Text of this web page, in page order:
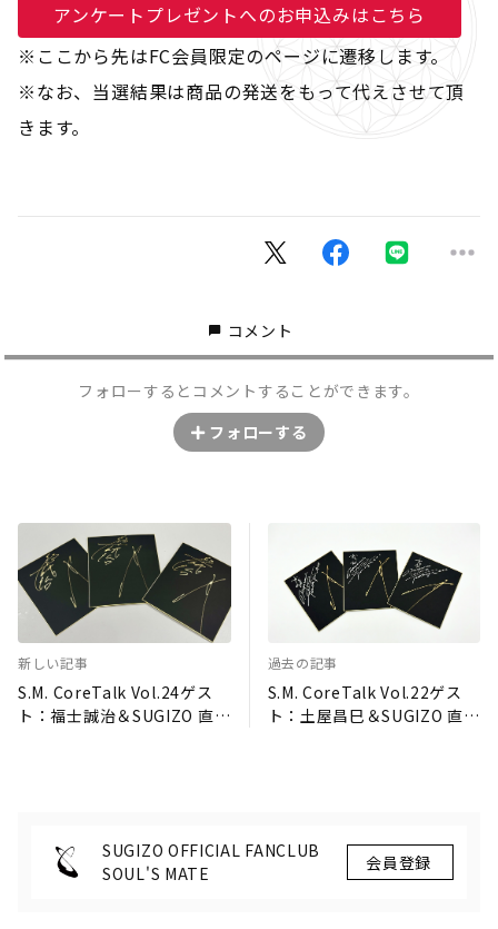
アンケートプレゼントへのお申込みはこちら
※ここから先はFC会員限定のページに遷移します。
※なお、当選結果は商品の発送をもって代えさせて頂
きます。
コメント
フォローするとコメントすることができます。
フォローする
新しい記事
S.M. CoreTalk Vol.24ゲス
ト：福士誠治＆SUGIZO 直筆
過去の記事
S.M. CoreTalk Vol.22ゲス
ト：土屋昌巳＆SUGIZO 直筆
SUGIZO OFFICIAL FANCLUB
SOUL'S MATE